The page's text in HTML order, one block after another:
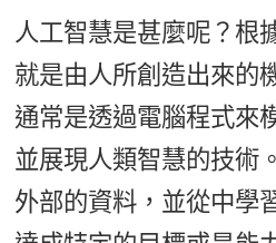
人工智慧是甚麼呢？根
就是由人所創造出來的
通常是透過電腦程式來
並展現人類智慧的技術
外部的資料，並從中學